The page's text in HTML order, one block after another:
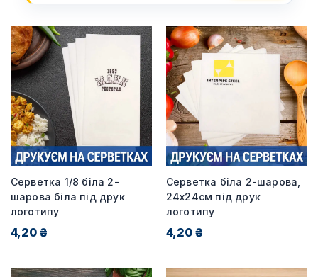
Серветка 1/8 біла 2-
шарова біла під друк
логотипу
4,20 ₴
Серветка біла 2-шарова,
24х24см під друк
логотипу
4,20 ₴